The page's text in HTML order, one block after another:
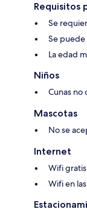
Requisitos
Se
Se
La edad
Niños
Cunas no
Mascotas
No se
Internet
Wifi gratis
Wifi en